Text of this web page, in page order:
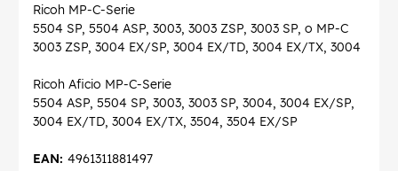
Ricoh MP-C-Serie
5504 SP, 5504 ASP, 3003, 3003 ZSP, 3003 SP, o MP-C
3003 ZSP, 3004 EX/SP, 3004 EX/TD, 3004 EX/TX, 3004
Ricoh Aficio MP-C-Serie
5504 ASP, 5504 SP, 3003, 3003 SP, 3004, 3004 EX/SP,
3004 EX/TD, 3004 EX/TX, 3504, 3504 EX/SP
4961311881497
EAN: